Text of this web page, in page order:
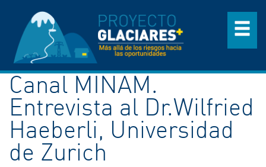
Canal MINAM.
Entrevista al Dr.Wilfried
Haeberli, Universidad
de Zurich